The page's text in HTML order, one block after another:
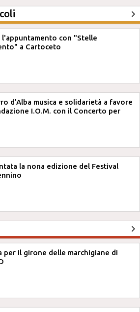
l'appuntamento con "Stelle
a Cartoceto
d'Alba musica e solidarietà a favore
I.O.M. con il Concerto per
la nona edizione del Festival
per il girone delle marchigiane di